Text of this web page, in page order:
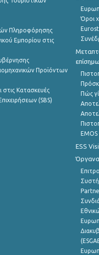
Πληροφόρησης
Εμπορίου στις
Προϊόντων
στις Κατασκευές
(SBS)
Όροι
Πώς
ESS
Όργανα